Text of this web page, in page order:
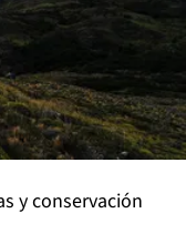
y conservación